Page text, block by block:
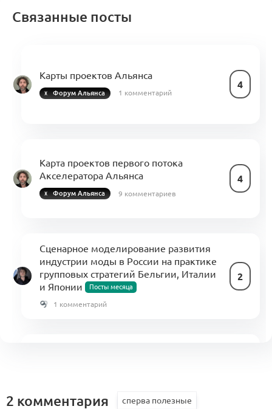
Связанные посты
Карты проектов Альянса
4
Форум Альянса 1 комментарий
Карта проектов первого потока
Акселератора Альянса
4
Форум Альянса 9 комментариев
Сценарное моделирование развития
индустрии моды в России на практике
групповых стратегий Бельгии, Италии
и Японии
Посты месяца
2
1 комментарий
2 комментария